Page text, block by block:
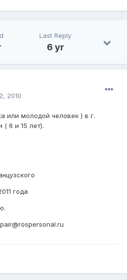
Last Reply
6 yr
2010
или молодой человек ) в г.
6 и 15 лет).
года